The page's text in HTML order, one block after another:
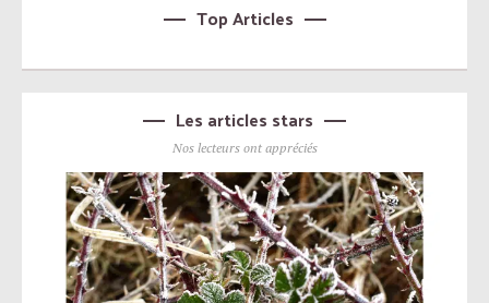
Top Articles
Les articles stars
Nos lecteurs ont appréciés